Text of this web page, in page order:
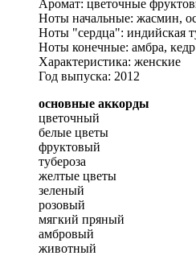
Аромат: цветочные
Ноты начальные: жасмин,
Ноты "сердца": индийская
Ноты конечные: амбра, кедр
Характеристика: женские
Год выпуска: 2012
основные аккорды
цветочный
белые цветы
фруктовый
тубероза
желтые цветы
зеленый
розовый
мягкий пряный
амбровый
животный